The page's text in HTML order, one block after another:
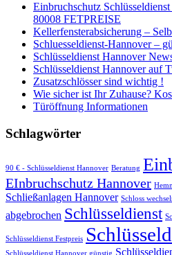
Einbruchschutz
80008 FETPREISE
Kellerfensterabsicherung –
Schluesseldienst-Hannover –
Schlüsseldienst Hannover
Schlüsseldienst Hannover auf
Zusatzschlösser sind wichtig !
Wie sicher ist Ihr Zuhause?
Türöffnung Informationen
Schlagwörter
90 € - Schlüsseldienst Hannover Beratung
EInbruchschutz Hannover
Schließanlagen Hannover Schloss
abgebrochen Schlüsseldienst
Schlüsseldienst Festpreis
Schlüsseldienst Hannover günstig